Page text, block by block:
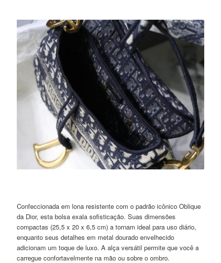
Confeccionada em lona resistente com o padrão icônico Oblique
da Dior, esta bolsa exala sofisticação. Suas dimensões
compactas (25,5 x 20 x 6,5 cm) a tornam ideal para uso diário,
enquanto seus detalhes em metal dourado envelhecido
adicionam um toque de luxo. A alça versátil permite que você a
carregue confortavelmente na mão ou sobre o ombro.